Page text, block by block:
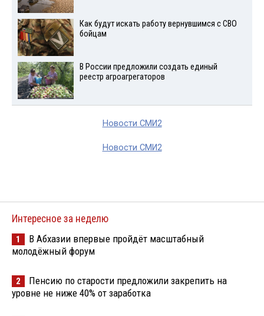
Как будут искать работу вернувшимся с СВО
бойцам
В России предложили создать единый
реестр агроагрегаторов
Новости СМИ2
Новости СМИ2
Интересное за неделю
1
В Абхазии впервые пройдёт масштабный
молодёжный форум
2
Пенсию по старости предложили закрепить на
уровне не ниже 40% от заработка